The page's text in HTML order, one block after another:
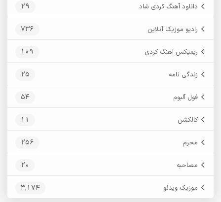
دانلود آهنگ کردی شاد 29
رادیو موزیک آنلاین 736
ریمیکس آهنگ کردی 109
زندگی نامه 25
فول آلبوم 54
کالکشن 11
محرم 256
مصاحبه 20
موزیک ویدئو 3,174